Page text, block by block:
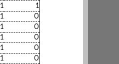
1
1
1
0
1
0
1
0
1
0
1
0